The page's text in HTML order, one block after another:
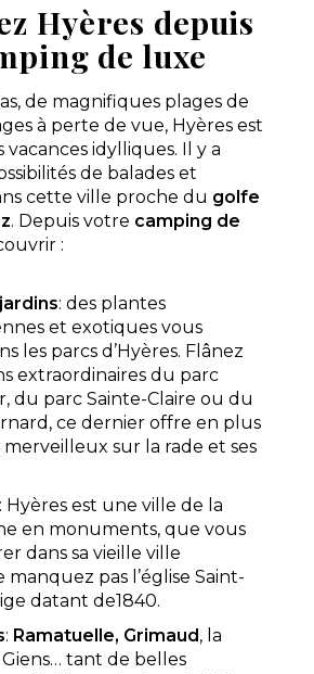
Hyères depuis
de luxe
de magnifiques plages de
à perte de vue, Hyères est
vacances idylliques. Il y a
de balades et
cette ville proche du golfe
. Depuis votre camping de
:
: des plantes
et exotiques vous
les parcs d’Hyères. Flânez
extraordinaires du parc
du parc Sainte-Claire ou du
ce dernier offre en plus
sur la rade et ses
: Hyères est une ville de la
en monuments, que vous
dans sa vieille ville
manquez pas l’église Saint-
datant de1840.
: Ramatuelle, Grimaud, la
tant de belles